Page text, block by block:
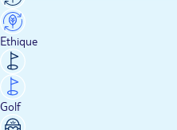
Ethique
Golf